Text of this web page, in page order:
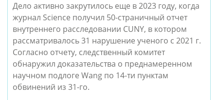
Дело активно закрутилось еще в 2023 году, когда
журнал Science получил 50-страничный отчет
внутреннего расследовании CUNY, в котором
рассматривалось 31 нарушение ученого с 2021 г.
Согласно отчету, следственный комитет
обнаружил доказательства о преднамеренном
научном подлоге Wang по 14-ти пунктам
обвинений из 31-го.